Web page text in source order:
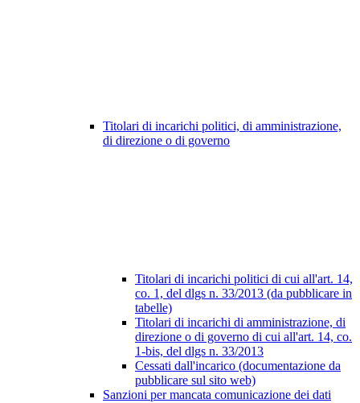
Titolari di incarichi politici, di amministrazione,
di direzione o di governo
Titolari di incarichi politici di cui all'art. 14,
co. 1, del dlgs n. 33/2013 (da pubblicare in
tabelle)
Titolari di incarichi di amministrazione, di
direzione o di governo di cui all'art. 14, co.
1-bis, del dlgs n. 33/2013
Cessati dall'incarico (documentazione da
pubblicare sul sito web)
Sanzioni per mancata comunicazione dei dati